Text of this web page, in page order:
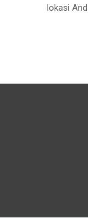
lokasi